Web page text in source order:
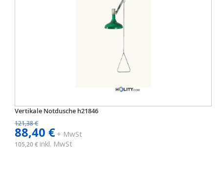
Vertikale Notdusche h21846
121,38 €
88,40 €+ MwSt
105,20 € inkl. MwSt